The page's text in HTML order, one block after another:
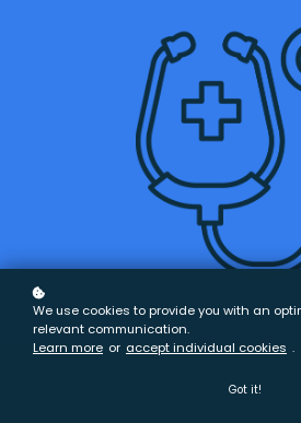
We use cookies to provide you with an
relevant communication.
Learn more or accept individual cookies .
Got it!